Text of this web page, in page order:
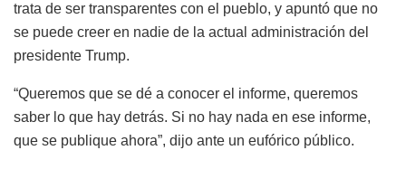
trata de ser transparentes con el pueblo, y apuntó que no
se puede creer en nadie de la actual administración del
presidente Trump.
“Queremos que se dé a conocer el informe, queremos
saber lo que hay detrás. Si no hay nada en ese informe,
que se publique ahora”, dijo ante un eufórico público.